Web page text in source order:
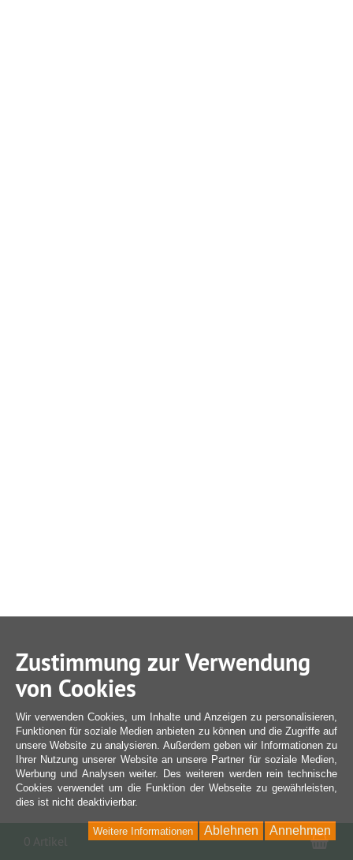
Zustimmung zur Verwendung
von Cookies
Wir verwenden Cookies, um Inhalte und Anzeigen zu personalisieren,
Funktionen für soziale Medien anbieten zu können und die Zugriffe auf
unsere Website zu analysieren. Außerdem geben wir Informationen zu
Ihrer Nutzung unserer Website an unsere Partner für soziale Medien,
Werbung und Analysen weiter. Des weiteren werden rein technische
Cookies verwendet um die Funktion der Webseite zu gewährleisten,
dies ist nicht deaktivierbar.
Annehmen
Ablehnen
Weitere Informationen